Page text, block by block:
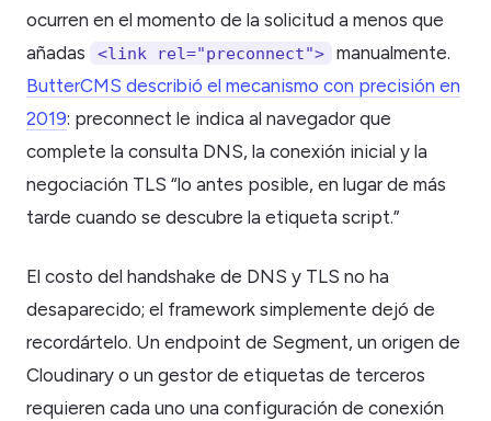
ocurren en el momento de la solicitud a menos que
añadas
<link rel="preconnect">
manualmente.
ButterCMS describió el mecanismo con precisión en
2019: preconnect le indica al navegador que
complete la consulta DNS, la conexión inicial y la
negociación TLS “lo antes posible, en lugar de más
tarde cuando se descubre la etiqueta script.”
El costo del handshake de DNS y TLS no ha
desaparecido; el framework simplemente dejó de
recordártelo. Un endpoint de Segment, un origen de
Cloudinary o un gestor de etiquetas de terceros
requieren cada uno una configuración de conexión